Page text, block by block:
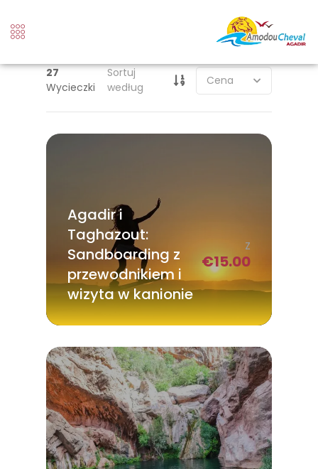
27
Wycieczki
Sortuj
według
Agadir i
Taghazout:
Sandboarding z
przewodnikiem i
wizyta w kanionie
Z
€15.00